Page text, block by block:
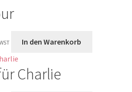
In den Warenkorb
Charlie